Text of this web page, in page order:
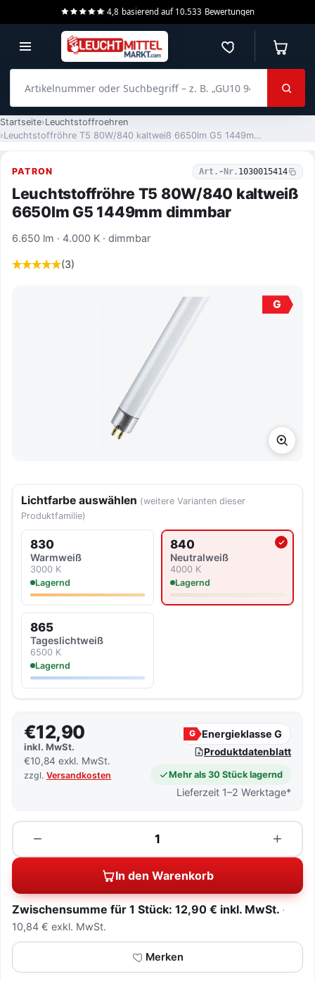
4,8 basierend auf 10.533 Bewertungen
Merkzettel
Startseite Leuchtstoffroehren
Leuchtstoffröhre T5 80W/840 kaltweiß 6650lm G5 1449mm dimmbar
PATRON Art.-Nr. 1030015414
Leuchtstoffröhre T5 80W/840 kaltweiß
6650lm G5 1449mm dimmbar
6.650 lm · 4.000 K · dimmbar
(3)
G
Lichtfarbe auswählen (weitere Varianten dieser
Produktfamilie)
830
Warmweiß
3000 K
Lagernd
840
Neutralweiß
4000 K
Lagernd
Aktuell ausgewählte
865
Tageslicht­weiß
6500 K
Lagernd
€12,90
inkl. MwSt.
€10,84 exkl. MwSt.
zzgl. Versandkosten
G Energieklasse G
Produktdatenblatt
Mehr als 30 Stück lagernd
Lieferzeit 1–2 Werktage*
−
Menge +
In den Warenkorb
Zwischensumme für 1 Stück: 12,90 € inkl. MwSt.
10,84 € exkl. MwSt.
Merken